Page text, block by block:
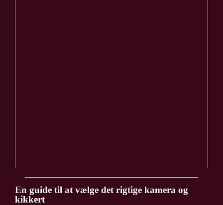
En guide til at vælge det rigtige kamera og
kikkert